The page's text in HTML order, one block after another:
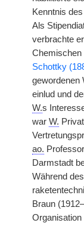
Kenntnis
Als
verbrachte
Chemischen
Schottky
gewordenen
einlud und
W.s
war W.
ao.
Darmstadt
Während
Braun
Organisation